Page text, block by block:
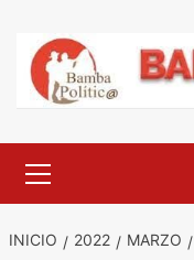
contenido
principal
INICIO 2022 MARZO